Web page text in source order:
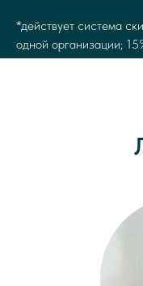
*действует система
одной организации;